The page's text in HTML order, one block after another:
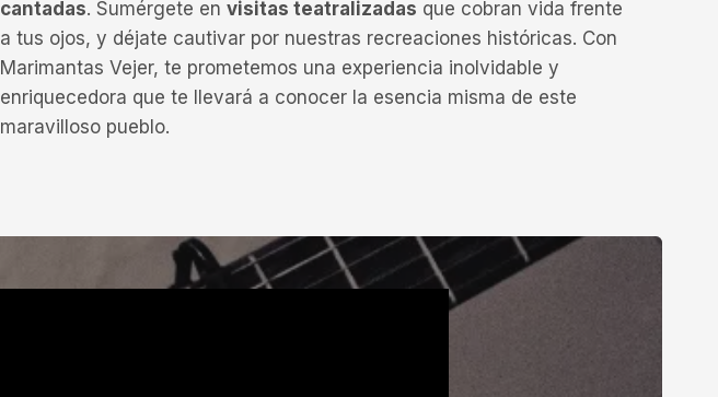
cantadas. Sumérgete en visitas teatralizadas que cobran vida frente
a tus ojos, y déjate cautivar por nuestras recreaciones históricas. Con
Marimantas Vejer, te prometemos una experiencia inolvidable y
enriquecedora que te llevará a conocer la esencia misma de este
maravilloso pueblo.